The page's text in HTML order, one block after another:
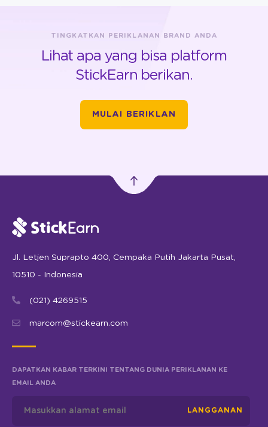
TINGKATKAN PERIKLANAN BRAND ANDA
Lihat apa yang bisa platform
StickEarn berikan.
MULAI BERIKLAN
Jl. Letjen Suprapto 400, Cempaka Putih Jakarta Pusat,
10510 - Indonesia
(021) 4269515
marcom@stickearn.com
DAPATKAN KABAR TERKINI TENTANG DUNIA PERIKLANAN KE
EMAIL ANDA
LANGGANAN